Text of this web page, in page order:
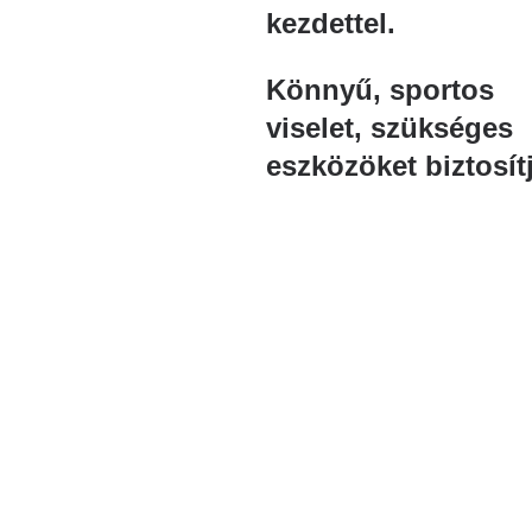
kezdettel.
Könnyű, sportos
viselet, szükséges
eszközöket